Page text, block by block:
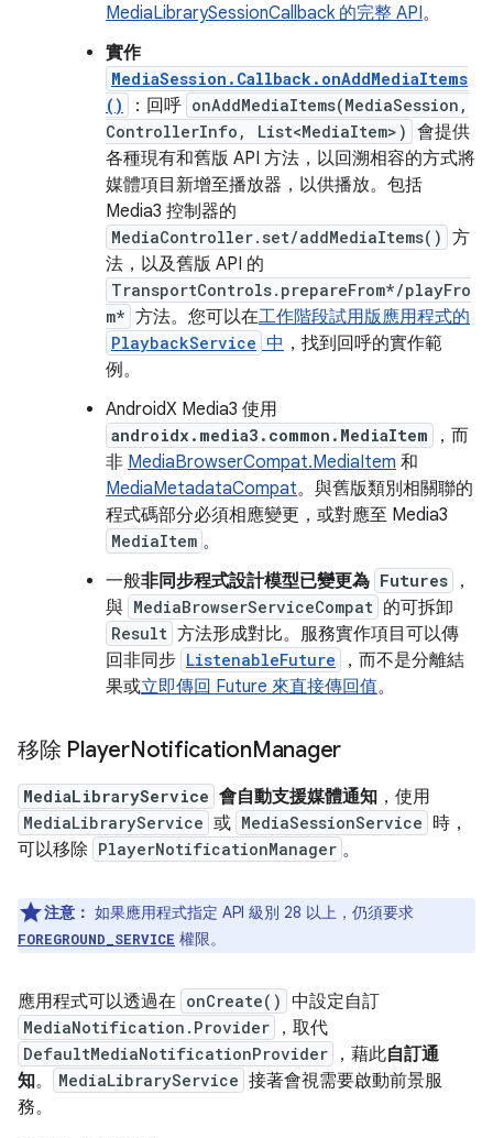
MediaLibrarySessionCallback 的完整 API。
實作
MediaSession.Callback.onAddMediaItems
()
：回呼 onAddMediaItems(MediaSession,
ControllerInfo, List<MediaItem>) 會提供
各種現有和舊版 API 方法，以回溯相容的方式將
媒體項目新增至播放器，以供播放。包括
Media3 控制器的
MediaController.set/addMediaItems() 方
法，以及舊版 API 的
TransportControls.prepareFrom*/playFro
m* 方法。您可以在工作階段試用版應用程式的
PlaybackService 中 ，找到回呼的實作範
例。
AndroidX Media3 使用
androidx.media3.common.MediaItem
，而
非 MediaBrowserCompat.MediaItem 和
MediaMetadataCompat。與舊版類別相關聯的
程式碼部分必須相應變更，或對應至 Media3
MediaItem 。
一般非同步程式設計模型已變更為 Futures
，
與 MediaBrowserServiceCompat 的可拆卸
Result 方法形成對比。服務實作項目可以傳
回非同步 ListenableFuture
，而不是分離結
果或立即傳回 Future 來直接傳回值。
移除 PlayerNotificationManager
MediaLibraryService 會自動支援媒體通知 ，使用
MediaLibraryService 或 MediaSessionService 時，
可以移除 PlayerNotificationManager 。
注意： 如果應用程式指定 API 級別 28 以上，仍須要求
FOREGROUND_SERVICE 權限。
應用程式可以透過在 onCreate() 中設定自訂
MediaNotification.Provider ，取代
DefaultMediaNotificationProvider ，藉此自訂通
知。 MediaLibraryService 接著會視需要啟動前景服
務。